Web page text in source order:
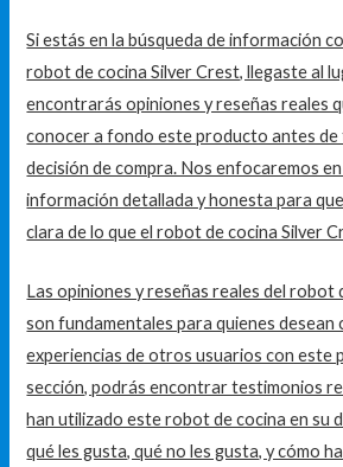
Si estás en la búsqueda de información
robot de cocina Silver Crest, llegaste al
encontrarás opiniones y reseñas reales
conocer a fondo este producto antes de
decisión de compra. Nos enfocaremos
información detallada y honesta para
clara de lo que el robot de cocina Silver
Las opiniones y reseñas reales del robot
son fundamentales para quienes desean
experiencias de otros usuarios con este
sección, podrás encontrar testimonios
han utilizado este robot de cocina en su
qué les gusta, qué no les gusta, y cómo